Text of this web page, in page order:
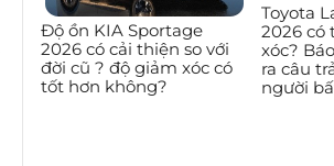
Độ ồn KIA Sportage
2026 có cải thiện so với
đời cũ ? độ giảm xóc có
tốt hơn không?
Toyota
2026 có
xóc?
ra câu
người